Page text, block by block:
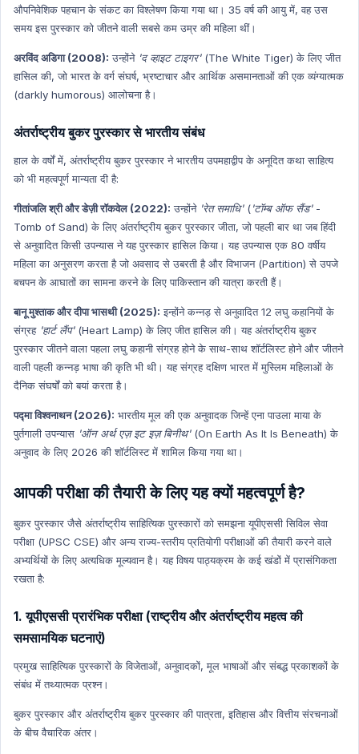
औपनिवेशिक पहचान के संकट का विश्लेषण किया गया था। 35 वर्ष की आयु में, वह उस
समय इस पुरस्कार को जीतने वाली सबसे कम उम्र की महिला थीं।
अरविंद अडिगा (2008): उन्होंने 'द व्हाइट टाइगर'(The White Tiger) के लिए जीत
हासिल की, जो भारत के वर्ग संघर्ष, भ्रष्टाचार और आर्थिक असमानताओं की एक व्यंग्यात्मक
(darkly humorous) आलोचना है।
अंतर्राष्ट्रीय बुकर पुरस्कार से भारतीय संबंध
हाल के वर्षों में, अंतर्राष्ट्रीय बुकर पुरस्कार ने भारतीय उपमहाद्वीप के अनूदित कथा साहित्य
को भी महत्वपूर्ण मान्यता दी है:
गीतांजलि श्री और डेज़ी रॉकवेल (2022): उन्होंने 'रेत समाधि'('टॉम्ब ऑफ सैंड'-
Tomb of Sand) के लिए अंतर्राष्ट्रीय बुकर पुरस्कार जीता, जो पहली बार था जब हिंदी
से अनुवादित किसी उपन्यास ने यह पुरस्कार हासिल किया। यह उपन्यास एक 80 वर्षीय
महिला का अनुसरण करता है जो अवसाद से उबरती है और विभाजन (Partition) से उपजे
बचपन के आघातों का सामना करने के लिए पाकिस्तान की यात्रा करती हैं।
बानू मुश्ताक और दीपा भासथी (2025): इन्होंने कन्नड़ से अनुवादित 12 लघु कहानियों के
संग्रह 'हार्ट लैंप'(Heart Lamp) के लिए जीत हासिल की। यह अंतर्राष्ट्रीय बुकर
पुरस्कार जीतने वाला पहला लघु कहानी संग्रह होने के साथ-साथ शॉर्टलिस्ट होने और जीतने
वाली पहली कन्नड़ भाषा की कृति भी थी। यह संग्रह दक्षिण भारत में मुस्लिम महिलाओं के
दैनिक संघर्षों को बयां करता है।
पद्मा विश्वनाथन (2026): भारतीय मूल की एक अनुवादक जिन्हें एना पाउला माया के
पुर्तगाली उपन्यास 'ऑन अर्थ एज़ इट इज़ बिनीथ'(On Earth As It Is Beneath) के
अनुवाद के लिए 2026 की शॉर्टलिस्ट में शामिल किया गया था।
आपकी परीक्षा की तैयारी के लिए यह क्यों महत्वपूर्ण है?
बुकर पुरस्कार जैसे अंतर्राष्ट्रीय साहित्यिक पुरस्कारों को समझना यूपीएससी सिविल सेवा
परीक्षा (UPSC CSE) और अन्य राज्य-स्तरीय प्रतियोगी परीक्षाओं की तैयारी करने वाले
अभ्यर्थियों के लिए अत्यधिक मूल्यवान है। यह विषय पाठ्यक्रम के कई खंडों में प्रासंगिकता
रखता है:
1. यूपीएससी प्रारंभिक परीक्षा (राष्ट्रीय और अंतर्राष्ट्रीय महत्व की
समसामयिक घटनाएं)
प्रमुख साहित्यिक पुरस्कारों के विजेताओं, अनुवादकों, मूल भाषाओं और संबद्ध प्रकाशकों के
संबंध में तथ्यात्मक प्रश्न।
बुकर पुरस्कार और अंतर्राष्ट्रीय बुकर पुरस्कार की पात्रता, इतिहास और वित्तीय संरचनाओं
के बीच वैचारिक अंतर।